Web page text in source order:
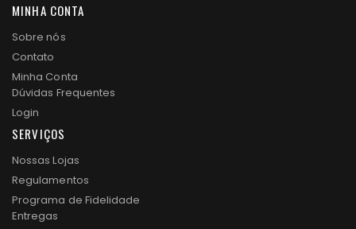
MINHA CONTA
Sobre nós
Contato
Minha Conta
Dúvidas Frequentes
Login
SERVIÇOS
Nossas Lojas
Regulamentos
Programa de Fidelidade
Entregas